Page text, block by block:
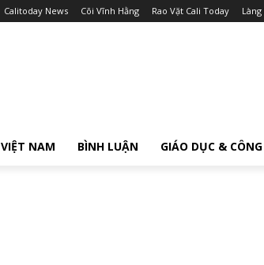
Calitoday News Cõi Vĩnh Hằng Rao Vặt Cali Today
VIỆT NAM BÌNH LUẬN GIÁO DỤC &